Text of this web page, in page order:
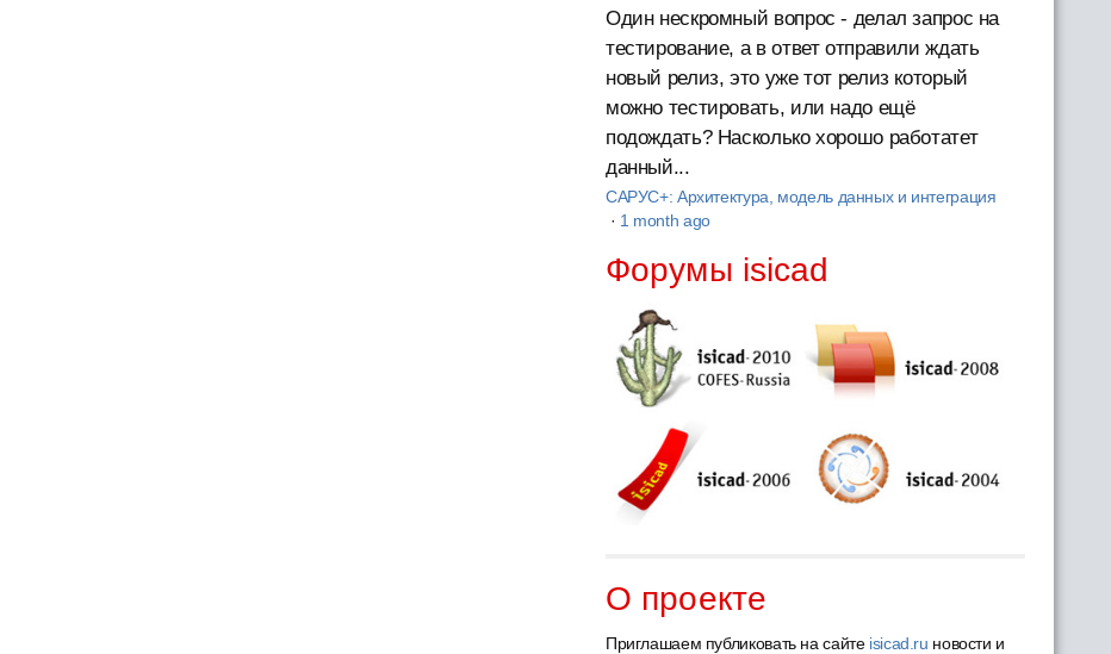
Один нескромный вопрос - делал запрос на
тестирование, а в ответ отправили ждать
новый релиз, это уже тот релиз который
можно тестировать, или надо ещё
подождать? Насколько хорошо работатет
данный...
САРУС+: Архитектура, модель данных и интеграция
· 1 month ago
Форумы isicad
О проекте
Приглашаем публиковать на сайте isicad.ru новости и